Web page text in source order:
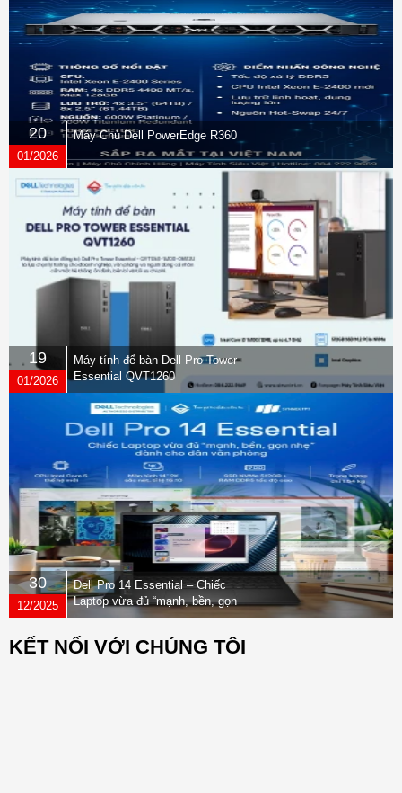
20
01/2026
Máy Chủ Dell PowerEdge R360
19
01/2026
Máy tính để bàn Dell Pro Tower
Essential QVT1260
30
12/2025
Dell Pro 14 Essential – Chiếc
Laptop vừa đủ “mạnh, bền, gọn
nhẹ” dành cho dân văn phòng
KẾT NỐI VỚI CHÚNG TÔI